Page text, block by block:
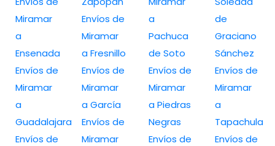
Miramar
a
Ensenada
Envíos de
Miramar
a
Guadalajara
Envíos de
Envíos de
Miramar
a Fresnillo
Envíos de
Miramar
a García
Envíos de
Miramar
a
Pachuca
de Soto
Envíos de
Miramar
a Piedras
Negras
Envíos de
de
Graciano
Sánchez
Envíos de
Miramar
a
Tapachula
Envíos de